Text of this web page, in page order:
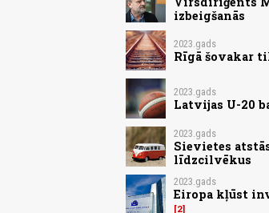
izbeigšanās
2023.gads
Rīgā šovakar
2023.gads
Latvijas U-20
2023.gads
Sievietes
līdzcilvēkus
2023.gads
Eiropa kļūst
2